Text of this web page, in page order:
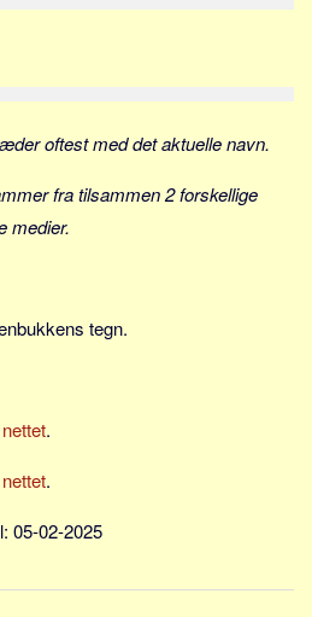
oftest med det aktuelle navn.
fra tilsammen 2 forskellige
medier.
tegn.
.
.
05-02-2025